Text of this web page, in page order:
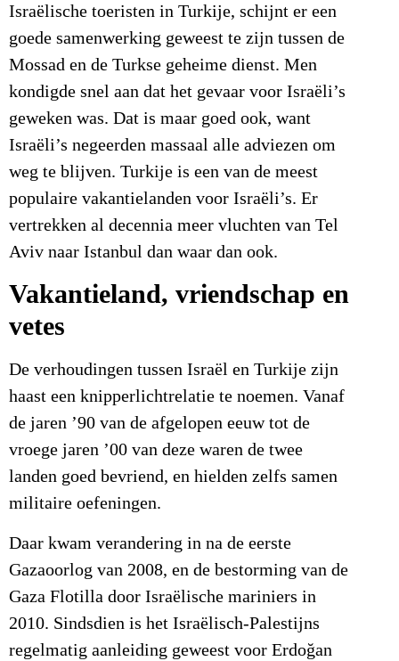
Israëlische toeristen in Turkije, schijnt er een
goede samenwerking geweest te zijn tussen de
Mossad en de Turkse geheime dienst. Men
kondigde snel aan dat het gevaar voor Israëli’s
geweken was. Dat is maar goed ook, want
Israëli’s negeerden massaal alle adviezen om
weg te blijven. Turkije is een van de meest
populaire vakantielanden voor Israëli’s. Er
vertrekken al decennia meer vluchten van Tel
Aviv naar Istanbul dan waar dan ook.
Vakantieland, vriendschap en
vetes
De verhoudingen tussen Israël en Turkije zijn
haast een knipperlichtrelatie te noemen. Vanaf
de jaren ’90 van de afgelopen eeuw tot de
vroege jaren ’00 van deze waren de twee
landen goed bevriend, en hielden zelfs samen
militaire oefeningen.
Daar kwam verandering in na de eerste
Gazaoorlog van 2008, en de bestorming van de
Gaza Flotilla door Israëlische mariniers in
2010. Sindsdien is het Israëlisch-Palestijns
regelmatig aanleiding geweest voor Erdoğan